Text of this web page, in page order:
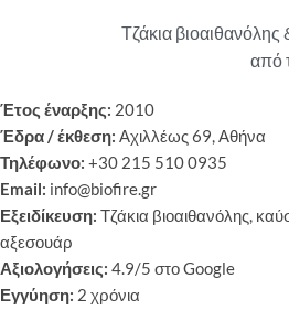
Τζάκια βιοαιθανόλης
από
Έτος έναρξης: 2010
Έδρα / έκθεση: Αχιλλέως 69, Αθήνα
Τηλέφωνο: +30 215 510 0935
Email: info@biofire.gr
Εξειδίκευση: Τζάκια βιοαιθανόλης,
αξεσουάρ
Αξιολογήσεις: 4.9/5 στο Google
Εγγύηση: 2 χρόνια